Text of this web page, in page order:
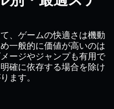
、ゲームの快適さは機動
一般的に価値が高いのは
ージやジャンプも有用で
確に依存する場合を除け
ます。